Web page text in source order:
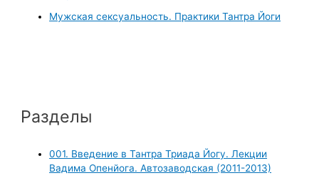
Мужская сексуальность. Практики Тантра Йоги
Разделы
001. Введение в Тантра Триада Йогу. Лекции
Вадима Опенйога. Автозаводская (2011-2013)